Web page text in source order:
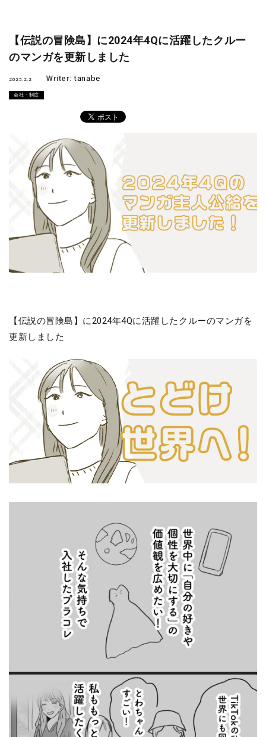
【伝説の冒険島】に2024年4Qに活躍したクルー
のマンガを更新しました
2025.2.2 Writer:tanabe
会社・制度
【伝説の冒険島】に2024年4Qに活躍したクルーのマンガを
更新しました